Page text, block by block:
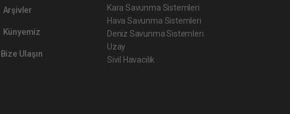
Arşivler
Künyemiz
Bize Ulaşın
Kara Savunma Sistemleri
Hava Savunma Sistemleri
Deniz Savunma Sistemleri
Uzay
Sivil Havacılık